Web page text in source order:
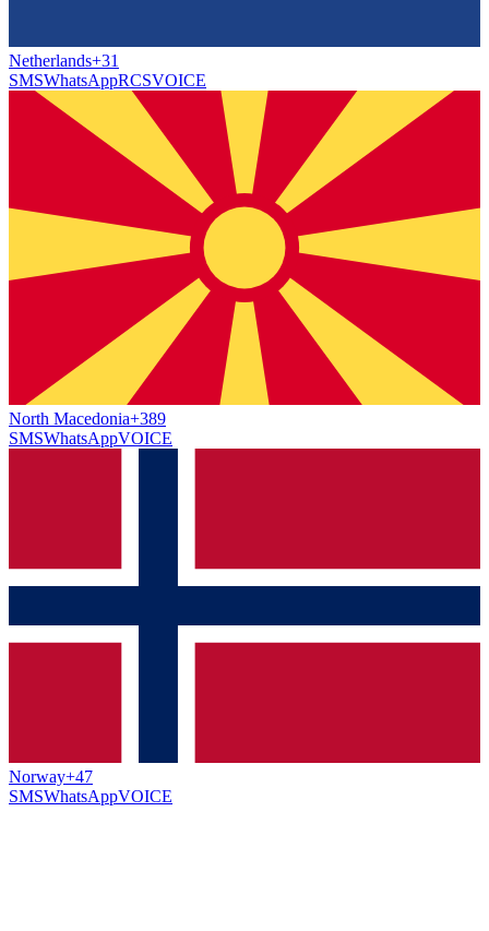
Netherlands+31
SMSWhatsAppRCSVOICE
North Macedonia+389
SMSWhatsAppVOICE
Norway+47
SMSWhatsAppVOICE